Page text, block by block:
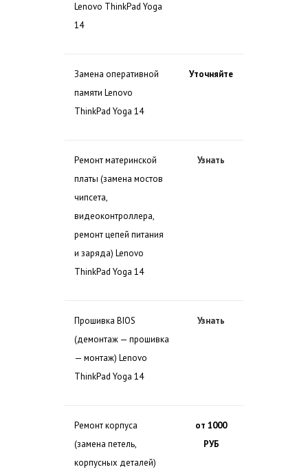
Lenovo ThinkPad Yoga
14
Замена оперативной
памяти Lenovo
ThinkPad Yoga 14
Уточняйте
Ремонт материнской
платы (замена мостов
чипсета,
видеоконтроллера,
ремонт цепей питания
и заряда) Lenovo
ThinkPad Yoga 14
Узнать
Прошивка BIOS
(демонтаж — прошивка
— монтаж) Lenovo
ThinkPad Yoga 14
Узнать
Ремонт корпуса
(замена петель,
корпусных деталей)
от 1000
РУБ